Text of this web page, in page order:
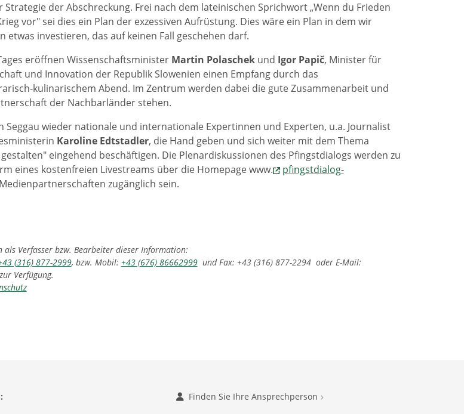
der Abschreckung. Frei nach dem lateinischen Sprichwort „Wenn du Frieden
vor" sei dies ein Plan der exzessiven Aufrüstung. Dies wäre ein Plan in dem wir
etwas investieren, das auf keinen Fall geschehen darf.
eröffnen Wissenschaftsminister Martin Polaschekund Igor Papič, Minister für
und Innovation der Republik Slowenien einen Empfang durch das
kulinarischem Abend. Im Zentrum werden dabei die gute Zusammenarbeit und
der Nachbarländer stehen.
Seggau wieder nationale und internationale Expertinnen und Experten, u.a. Journalist
Karoline Edtstadler, die Hand geben und sich weiter mit dem Thema
eingehend beschäftigen. Die Plenardiskussionen des Pfingstdialogs werden zu
eines kostenfreien Livestreams über die Homepage www.
pfingstdialog-
zugänglich sein.
Verfasser bzw. Bearbeiter dieser Information:
(316) 877-2999, bzw. Mobil: +43 (676) 86662999und Fax: +43 (316) 877-2294 oder E-Mail:
Verfügung.
Finden Sie Ihre Ansprechperson